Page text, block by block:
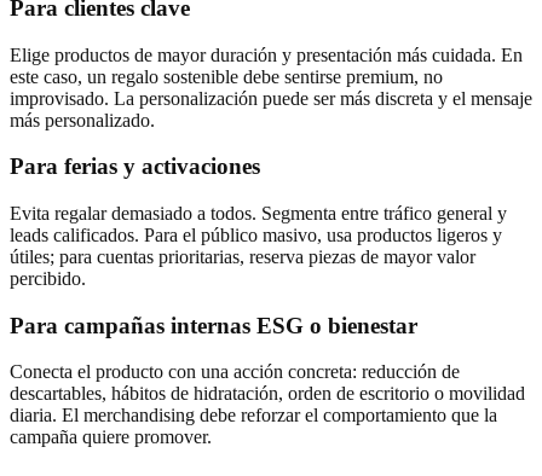
Para clientes clave
Elige productos de mayor duración y presentación más cuidada. En
este caso, un regalo sostenible debe sentirse premium, no
improvisado. La personalización puede ser más discreta y el mensaje
más personalizado.
Para ferias y activaciones
Evita regalar demasiado a todos. Segmenta entre tráfico general y
leads calificados. Para el público masivo, usa productos ligeros y
útiles; para cuentas prioritarias, reserva piezas de mayor valor
percibido.
Para campañas internas ESG o bienestar
Conecta el producto con una acción concreta: reducción de
descartables, hábitos de hidratación, orden de escritorio o movilidad
diaria. El merchandising debe reforzar el comportamiento que la
campaña quiere promover.